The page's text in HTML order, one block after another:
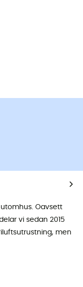
Oavsett
vi sedan 2015
men